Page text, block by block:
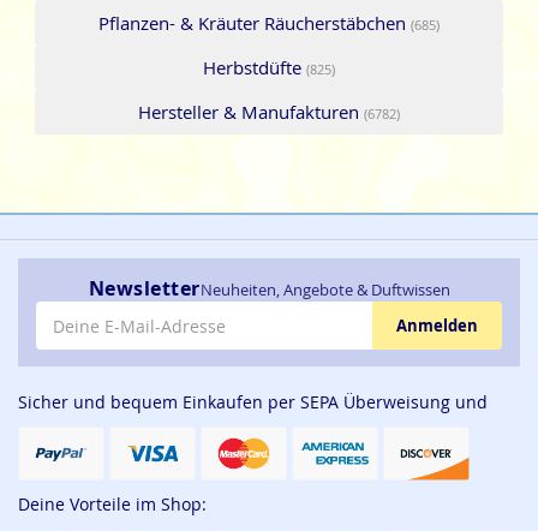
Pflanzen- & Kräuter Räucherstäbchen (685)
Herbstdüfte (825)
Hersteller & Manufakturen (6782)
NewsletterNeuheiten, Angebote & Duftwissen
E-Mail-Adresse
Anmelden
Sicher und bequem Einkaufen per SEPA Überweisung und
Deine Vorteile im Shop: